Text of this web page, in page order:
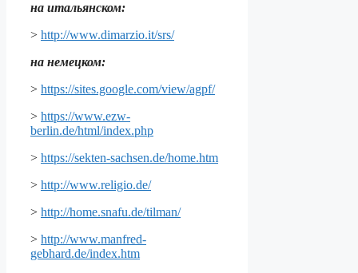
на итальянском:
> http://www.dimarzio.it/srs/
на немецком:
> https://sites.google.com/view/agpf/
> https://www.ezw-
berlin.de/html/index.php
> https://sekten-sachsen.de/home.htm
> http://www.religio.de/
> http://home.snafu.de/tilman/
> http://www.manfred-
gebhard.de/index.htm